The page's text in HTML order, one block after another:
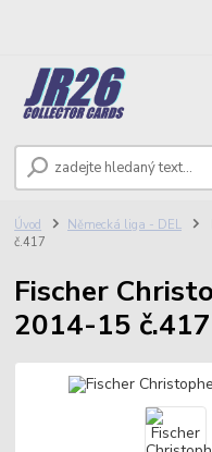
Úvod Německá liga - DEL
č.417
Fischer
2014-15 č.417